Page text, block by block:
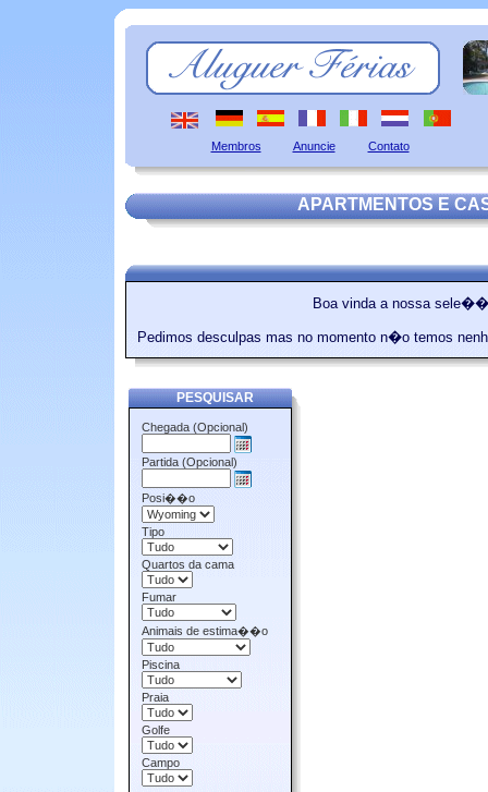
Membros Anuncie Contato
APARTMENTOS E
Boa vinda a nossa
Pedimos desculpas mas no momento n�o temos
PESQUISAR
Chegada (Opcional)
Partida (Opcional)
Posi��o
Tipo
Quartos da cama
Fumar
Animais de estima��o
Piscina
Praia
Golfe
Campo